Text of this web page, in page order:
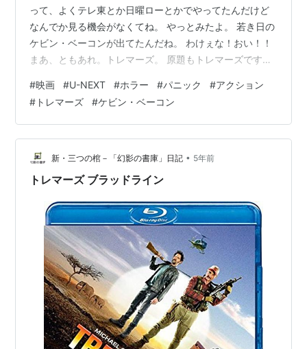
って、よくテレ東とか日曜ローとかでやってたんだけど
なんでか見る機会がなくてね。 やっとみたよ。 若き日の
ケビン・ベーコンが出てたんだね。 わけぇな！おい！！
まあ、ともあれ。トレマーズ。 原題もトレマーズです
は1990年の映画。 この映画、全体的にテンポが良くてス
カッと楽しめる。 ちなみにジョーズは1975年。 トレマ
ーズを見ていると、ジョーズを思い出すんだよね。 ジョ
ーズみたいにサメが襲ってくるときの効果音があるわけ
じゃないんだけど、海に潜ったサメと同様、地中に潜っ
たみみずみ…
#映画 #U-NEXT #ホラー #パニック #アクション
# トレマーズ #ケビン・ベーコン
新・三つの棺－「幻影の書庫」日記 • 5年前
トレマーズ ブラッドライン